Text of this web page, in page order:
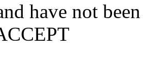
have not